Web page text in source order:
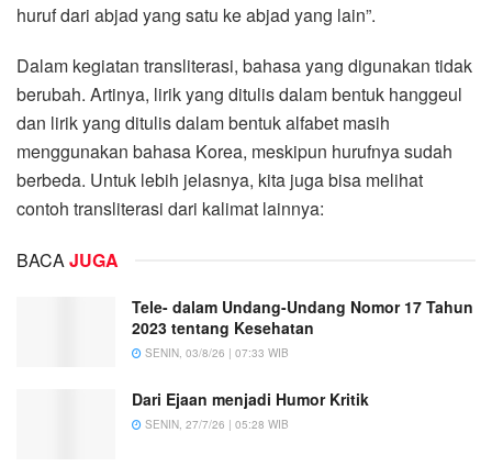
huruf dari abjad yang satu ke abjad yang lain”.
Dalam kegiatan transliterasi, bahasa yang digunakan tidak
berubah. Artinya, lirik yang ditulis dalam bentuk hanggeul
dan lirik yang ditulis dalam bentuk alfabet masih
menggunakan bahasa Korea, meskipun hurufnya sudah
berbeda. Untuk lebih jelasnya, kita juga bisa melihat
contoh transliterasi dari kalimat lainnya:
BACAJUGA
Tele- dalam Undang-Undang Nomor 17 Tahun
2023 tentang Kesehatan
SENIN, 03/8/26 | 07:33 WIB
Dari Ejaan menjadi Humor Kritik
SENIN, 27/7/26 | 05:28 WIB